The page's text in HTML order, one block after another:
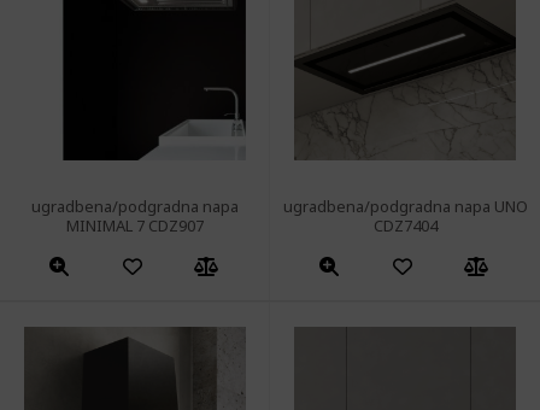
ugradbena/podgradna napa
MINIMAL 7 CDZ907
ugradbena/podgradna napa UNO
CDZ7404